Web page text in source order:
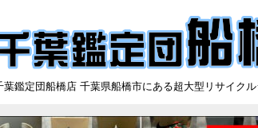
葉鑑定団船橋店 千葉県船橋市にある超大型リサイク